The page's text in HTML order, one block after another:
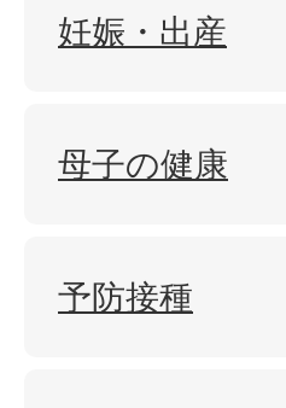
妊娠・出産
母子の健康
予防接種